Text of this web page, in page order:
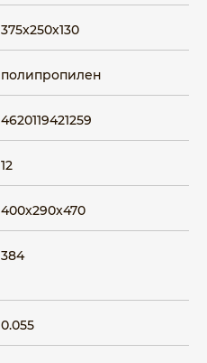
375x250x130
полипропилен
4620119421259
12
400x290x470
384
0.055